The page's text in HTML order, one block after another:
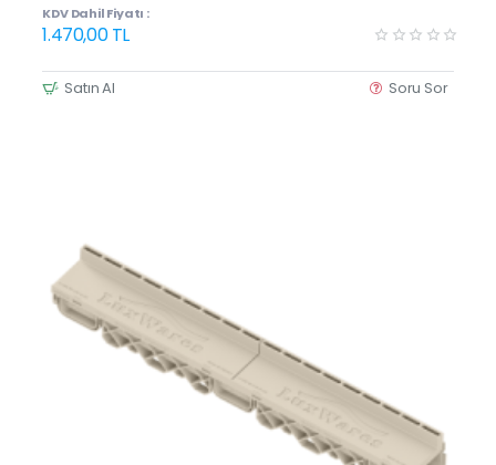
KDV Dahil Fiyatı :
1.470,00 TL
Satın Al Soru Sor